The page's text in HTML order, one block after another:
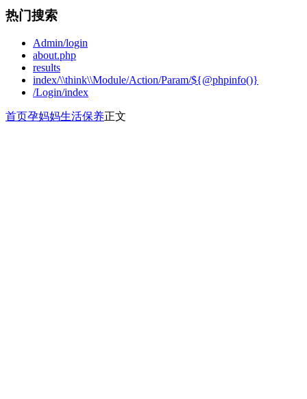
热门搜索
Admin/login
about.php
results
index/\\think\\Module/Action/Param/${@phpinfo()}
/Login/index
首页孕妈妈生活保养正文